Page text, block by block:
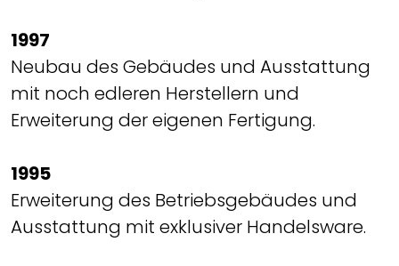
1997
Neubau des Gebäudes und Ausstattung
mit noch edleren Herstellern und
Erweiterung der eigenen Fertigung.
1995
Erweiterung des Betriebsgebäudes und
Ausstattung mit exklusiver Handelsware.